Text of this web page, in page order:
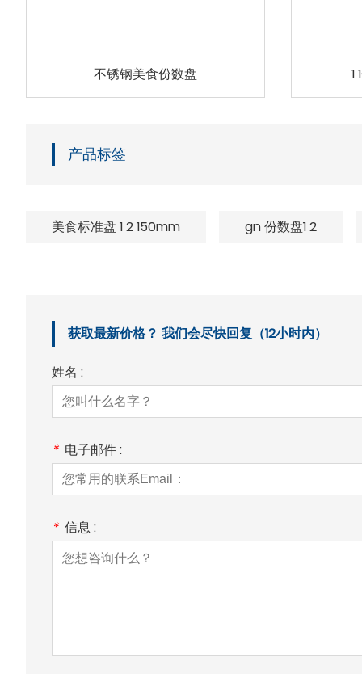
不锈钢美食份数盘 1
产品标签
美食标准盘 1 2 150mm gn 份数盘1 2
获取最新价格？ 我们会尽快回复（12小时内）
姓名 :
* 电子邮件 :
* 信息 :